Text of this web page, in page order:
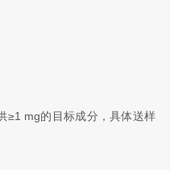
≥1 mg的目标成分，具体送样